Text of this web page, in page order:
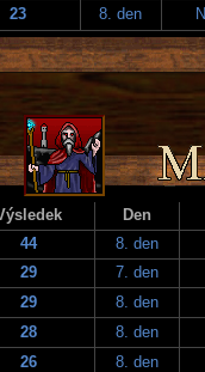
23 8. den
Den
44
8. den
29
7. den
29
8. den
28
8. den
26
8. den